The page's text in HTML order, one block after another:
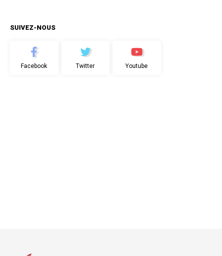
SUIVEZ-NOUS
Facebook Twitter Youtube